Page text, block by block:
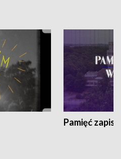
Pamięć